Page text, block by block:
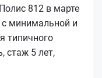
812 в марте
с минимальной и
типичного
стаж 5 лет,